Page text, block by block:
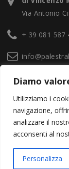
Diamo
Utilizziamo i
navigazione,
analizzare il
acconsenti al
Personalizza
Via Antonio
+ 39 081 587
Lunedi -
Palestra High